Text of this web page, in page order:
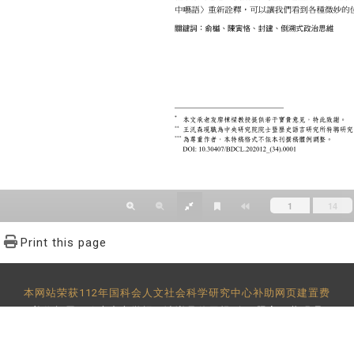
Print this page
本网站荣获112年国科会人文社会科学研究中心补助网页建置费